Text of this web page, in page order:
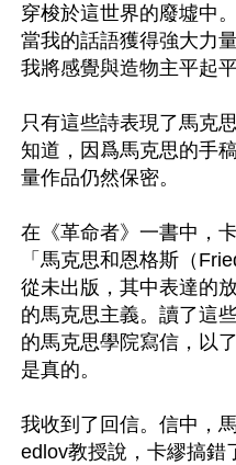
穿梭於這世界的廢墟中。
當我的話語獲得強大力量
我將感覺與造物主平起平
只有這些詩表現了馬克
知道，因爲馬克思的手
量作品仍然保密。
在《革命者》一書中，
「馬克思和恩格斯（
從未出版，其中表達的
的馬克思主義。讀了這
的馬克思學院寫信，以
是真的。
我收到了回信。信中，
edlov教授說，卡繆搞錯